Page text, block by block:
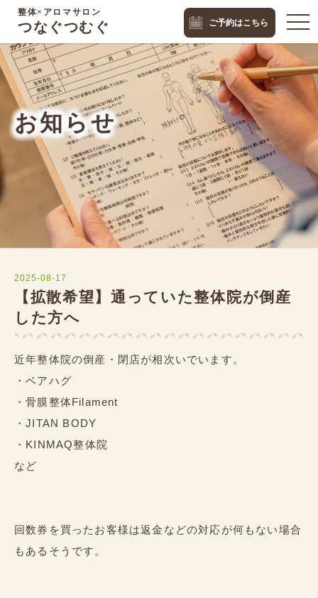
整体×アロマサロン
つなぐつむぐ ご予約はこちら
お知らせ
2025-08-17
【拡散希望】通っていた整体院が倒産
した方へ
近年整体院の倒産・閉店が相次いでいます。
・ベアハグ
・骨膜整体Filament
・JITAN BODY
・KINMAQ整体院
など
回数券を買ったお客様は返金などの対応が何もない場合
もあるそうです。